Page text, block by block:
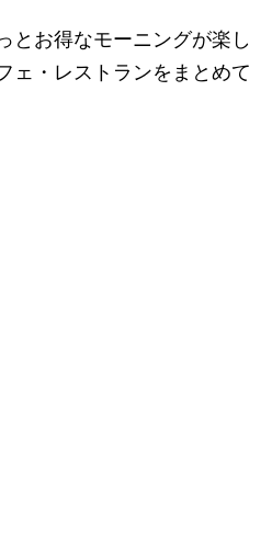
とお得なモーニングが楽し
ェ・レストランをまとめて